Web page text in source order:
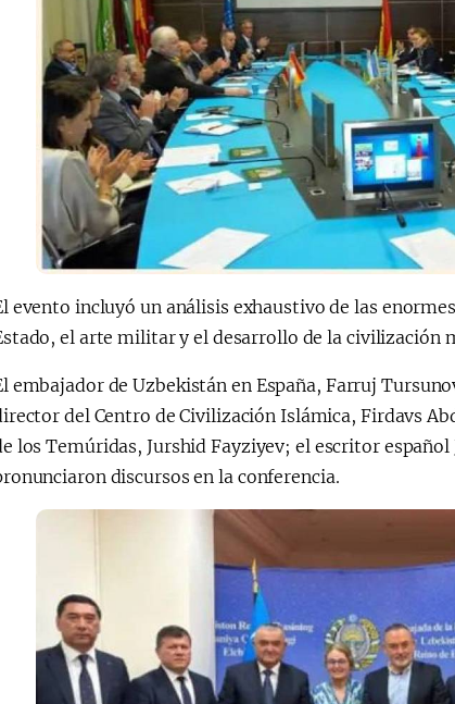
evento incluyó un análisis exhaustivo de las
el arte militar y el desarrollo de la civilización
embajador de Uzbekistán en España, Farruj
del Centro de Civilización Islámica, Firdavs
los Temúridas, Jurshid Fayziyev; el escritor
discursos en la conferencia.